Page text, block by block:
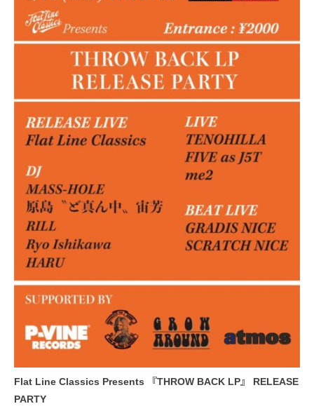
Flat Line Classics Presents 『THROW BACK LP』 RELEASE
PARTY